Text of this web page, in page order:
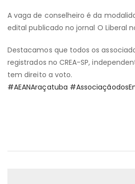
A vaga de conselheiro é da
edital publicado no jornal O Liberal
Destacamos que todos os
registrados no CREA-SP,
tem direito a voto.
#AEANAraçatuba #